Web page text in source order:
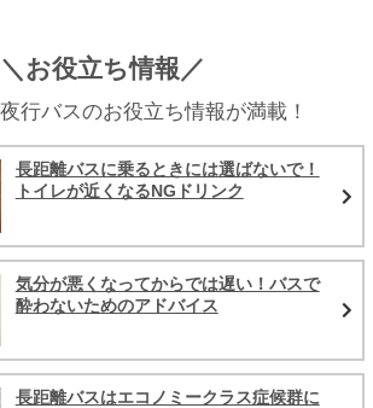
＼お役立ち情報／
行バスのお役立ち情報が満載！
長距離バスに乗るときには選ばないで！
トイレが近くなるNGドリンク
気分が悪くなってからでは遅い！バスで
酔わないためのアドバイス
長距離バスはエコノミークラス症候群に